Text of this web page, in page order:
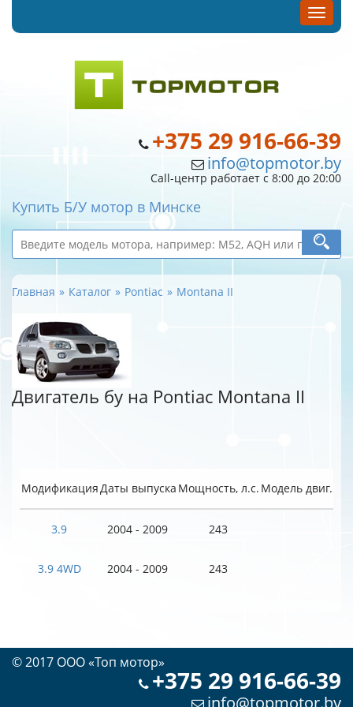
+375 29 916-66-39
info@topmotor.by
Call-центр работает с 8:00 до 20:00
Купить Б/У мотор в Минске
Главная Каталог Pontiac Montana II
Двигатель бу на Pontiac Montana II
МодификацияДаты выпуска Мощность, л.с. Модель двиг.
3.9 2004 - 2009 243
3.9 4WD 2004 - 2009 243
© 2017 OOO «Топ мотор»
+375 29 916-66-39
info@topmotor.by